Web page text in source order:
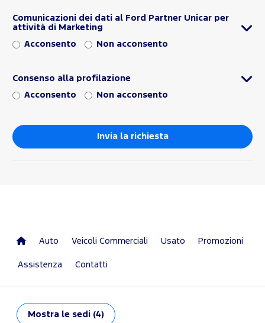
Comunicazioni dei dati al Ford Partner Unicar per
attività di Marketing
Acconsento Non acconsento
Consenso alla profilazione
Acconsento Non acconsento
Auto Veicoli Commerciali Usato Promozioni
Assistenza Contatti
Mostra le sedi (4)